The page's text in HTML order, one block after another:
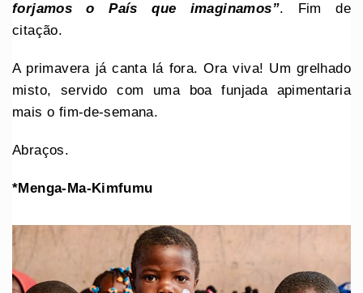
forjamos o País que imaginamos”. Fim de
citação.
A primavera já canta lá fora. Ora viva! Um grelhado
misto, servido com uma boa funjada apimentaria
mais o fim-de-semana.
Abraços.
*Menga-Ma-Kimfumu